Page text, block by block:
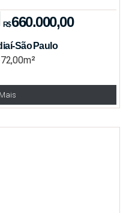
R$660.000,00
São Paulo
72,00m²